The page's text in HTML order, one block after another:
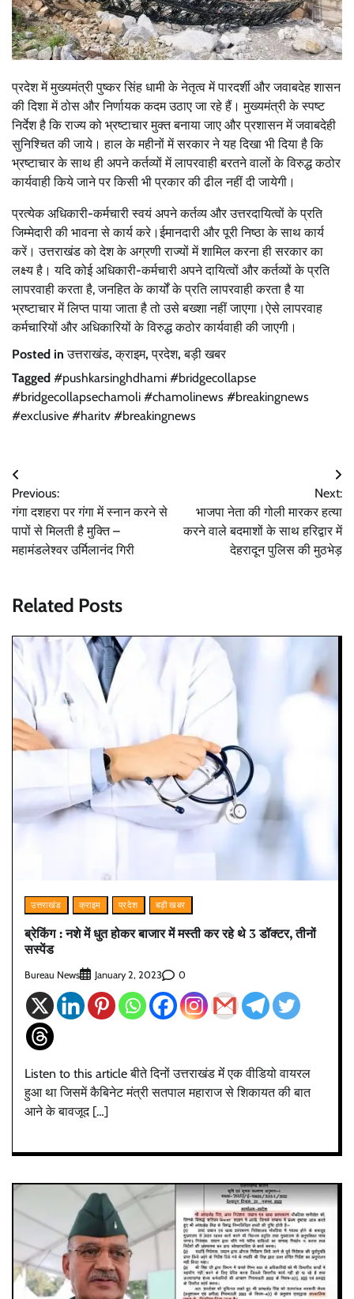
प्रदेश में मुख्यमंत्री पुष्कर सिंह धामी के नेतृत्व में पारदर्शी और जवाबदेह शासन
की दिशा में ठोस और निर्णायक कदम उठाए जा रहे हैं। मुख्यमंत्री के स्पष्ट
निर्देश है कि राज्य को भ्रष्टाचार मुक्त बनाया जाए और प्रशासन में जवाबदेही
सुनिश्चित की जाये। हाल के महीनों में सरकार ने यह दिखा भी दिया है कि
भ्रष्टाचार के साथ ही अपने कर्तव्यों में लापरवाही बरतने वालों के विरुद्ध कठोर
कार्यवाही किये जाने पर किसी भी प्रकार की ढील नहीं दी जायेगी।
प्रत्येक अधिकारी-कर्मचारी स्वयं अपने कर्तव्य और उत्तरदायित्वों के प्रति
जिम्मेदारी की भावना से कार्य करे।ईमानदारी और पूरी निष्ठा के साथ कार्य
करें। उत्तराखंड को देश के अग्रणी राज्यों में शामिल करना ही सरकार का
लक्ष्य है। यदि कोई अधिकारी-कर्मचारी अपने दायित्वों और कर्तव्यों के प्रति
लापरवाही करता है, जनहित के कार्यों के प्रति लापरवाही करता है या
भ्रष्टाचार में लिप्त पाया जाता है तो उसे बख्शा नहीं जाएगा।ऐसे लापरवाह
कर्मचारियों और अधिकारियों के विरुद्ध कठोर कार्यवाही की जाएगी।
Posted inउत्तराखंड,क्राइम,प्रदेश,बड़ी खबर
Tagged #pushkarsinghdhami #bridgecollapse
#bridgecollapsechamoli #chamolinews #breakingnews
#exclusive #haritv #breakingnews
Post
navigation
Previous:
गंगा दशहरा पर गंगा में स्नान करने से
पापों से मिलती है मुक्ति –
महामंडलेश्वर उर्मिलानंद गिरी
Next:
भाजपा नेता की गोली मारकर हत्या
करने वाले बदमाशों के साथ हरिद्वार में
देहरादून पुलिस की मुठभेड़
Related Posts
उत्तराखंड क्राइम प्रदेश बड़ी खबर
ब्रेकिंग : नशे में धुत होकर बाजार में मस्ती कर रहे थे 3 डॉक्टर, तीनों
सस्पेंड
Bureau News January 2, 2023 0
Listen to this article बीते दिनों उत्तराखंड मेंं एक वीडियो वायरल
हुआ था जिसमें कैबिनेट मंत्री सतपाल महाराज से शिकायत की बात
आने के बावजूद […]